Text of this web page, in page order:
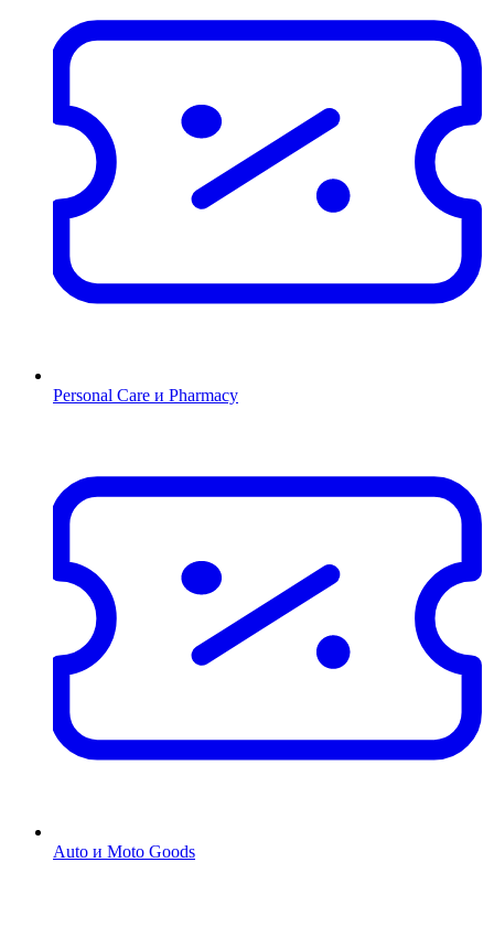
Personal Care и Pharmacy
Auto и Moto Goods